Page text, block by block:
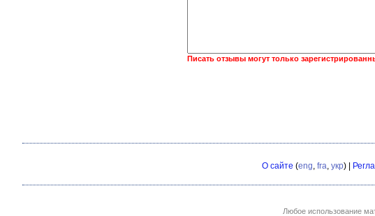
Писать отзывы могут только
О сайте (eng, fra, укр) |
Любое использование